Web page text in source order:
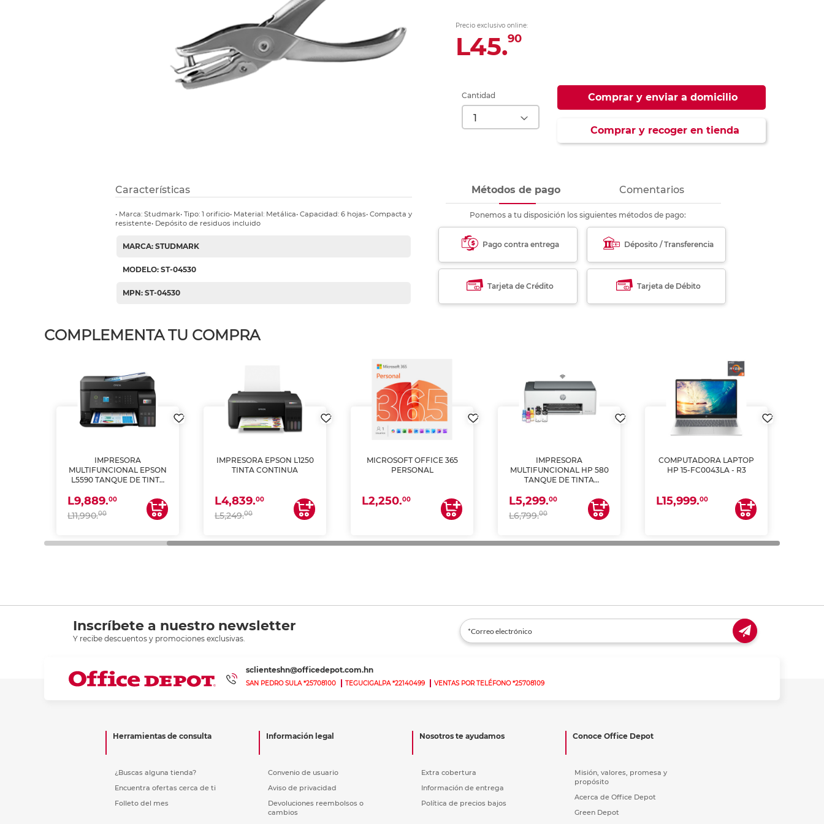
Ver más
Etiquetas inkjet y láser
Refuerzos para carpeta
Ver más
Ver más
Precio exclusivo online:
L45.90
Cantidad Comprar y enviar a domicilio
Comprar y recoger en tienda
Características
• Marca: Studmark• Tipo: 1 orificio• Material: Metálica• Capacidad: 6 hojas• Compacta y
resistente• Depósito de residuos incluido
MARCA: STUDMARK
MODELO: ST-04530
MPN: ST-04530
Métodos de pago Comentarios
Ponemos a tu disposición los siguientes métodos de pago:
Pago contra entrega Déposito / Transferencia
Tarjeta de Crédito Tarjeta de Débito
COMPLEMENTA TU COMPRA
IMPRESORA
MULTIFUNCIONAL EPSON
L5590 TANQUE DE TINTA
ESCANEA)
L9,889.00
L11,990.00
IMPRESORA EPSON L1250
TINTA CONTINUA
L4,839.00
L5,249.00
MICROSOFT OFFICE 365
PERSONAL
L2,250.00
IMPRESORA
MULTIFUNCIONAL HP 580
TANQUE DE TINTA
ESCANEA)
L5,299.00
L6,799.00
COMPUTADORA LAPTOP
HP 15-FC0043LA - R3
L15,999.00
Inscríbete a nuestro newsletter
Y recibe descuentos y promociones exclusivas.
sclienteshn@officedepot.com.hn
SAN PEDRO SULA *25708100 TEGUCIGALPA *22140499 VENTAS POR TELÉFONO *25708109
Herramientas de consulta
¿Buscas alguna tienda?
Encuentra ofertas cerca de ti
Folleto del mes
Información legal
Convenio de usuario
Aviso de privacidad
Devoluciones reembolsos o
cambios
Nosotros te ayudamos
Extra cobertura
Información de entrega
Política de precios bajos
Conoce Office Depot
Misión, valores, promesa y
propósito
Acerca de Office Depot
Green Depot